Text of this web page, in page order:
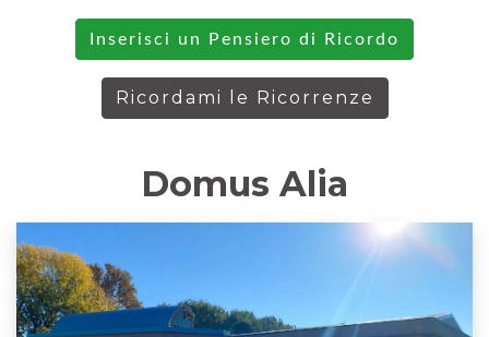
Inserisci un Pensiero di Ricordo
Ricordami le Ricorrenze
Domus Alia